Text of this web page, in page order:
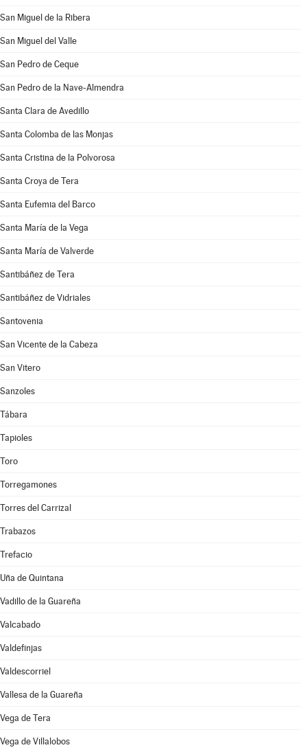
San Miguel de la Ribera
San Miguel del Valle
San Pedro de Ceque
San Pedro de la Nave-Almendra
Santa Clara de Avedillo
Santa Colomba de las Monjas
Santa Cristina de la Polvorosa
Santa Croya de Tera
Santa Eufemia del Barco
Santa María de la Vega
Santa María de Valverde
Santibáñez de Tera
Santibáñez de Vidriales
Santovenia
San Vicente de la Cabeza
San Vitero
Sanzoles
Tábara
Tapioles
Toro
Torregamones
Torres del Carrizal
Trabazos
Trefacio
Uña de Quintana
Vadillo de la Guareña
Valcabado
Valdefinjas
Valdescorriel
Vallesa de la Guareña
Vega de Tera
Vega de Villalobos